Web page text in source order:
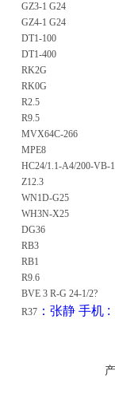
GZ3-1 G24
GZ4-1 G24
DT1-100
DT1-400
RK2G
RK0G
R2.5
R9.5
MVX64C-266
MPE8
HC24/1.1-A4/200-VB-
Z12.3
WN1D-G25
WH3N-X25
DG36
RB3
RB1
R9.6
BVE 3 R-G 24-1/2?
R37 ：张静 手机 :